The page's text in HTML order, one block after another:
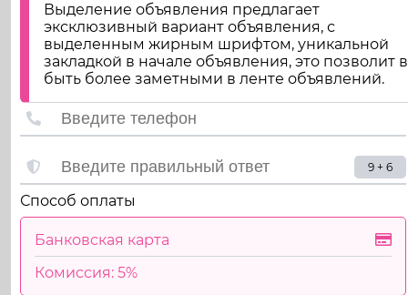
Выделение объявления предлагает
эксклюзивный вариант объявления, с
выделенным жирным шрифтом, уникальной
закладкой в начале объявления, это позволит
быть более заметными в ленте объявлений.
9 + 6
Способ оплаты
Банковская карта
Комиссия: 5%